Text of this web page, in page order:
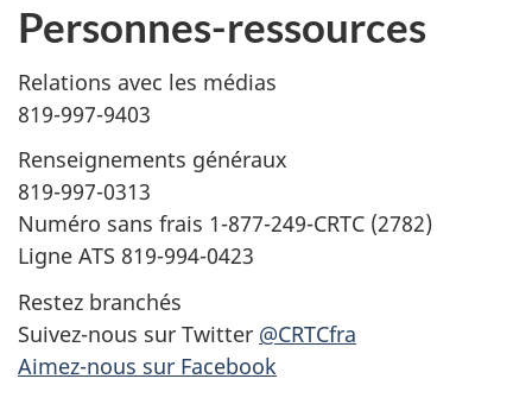
Personnes-ressources
Relations avec les médias
819-997-9403
Renseignements généraux
819-997-0313
Numéro sans frais 1-877-249-CRTC (2782)
Ligne ATS 819-994-0423
Restez branchés
Suivez-nous sur Twitter @CRTCfra
Aimez-nous sur Facebook